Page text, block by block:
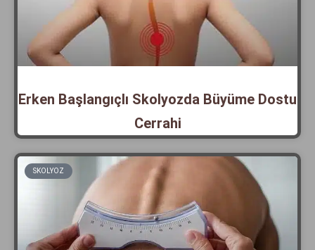
Erken Başlangıçlı Skolyozda Büyüme Dostu
Cerrahi
SKOLYOZ